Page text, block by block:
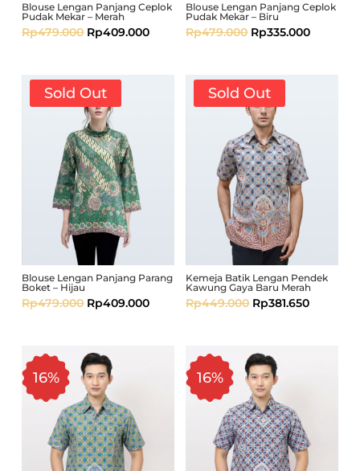
Blouse Lengan Panjang Ceplok
Pudak Mekar – Merah
Rp479.000 Rp409.000
Blouse Lengan Panjang Ceplok
Pudak Mekar – Biru
Rp479.000 Rp335.000
Sold Out
Blouse Lengan Panjang Parang
Boket – Hijau
Rp479.000 Rp409.000
Sold Out
Kemeja Batik Lengan Pendek
Kawung Gaya Baru Merah
Rp449.000 Rp381.650
16% 16%